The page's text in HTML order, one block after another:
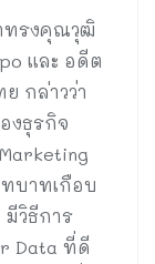
ทรงคุณวุฒิ
และ อดีต
กล่าวว่า
งธุรกิจ
บาทเกือบ
มีวิธีการ
Data ที่ดี